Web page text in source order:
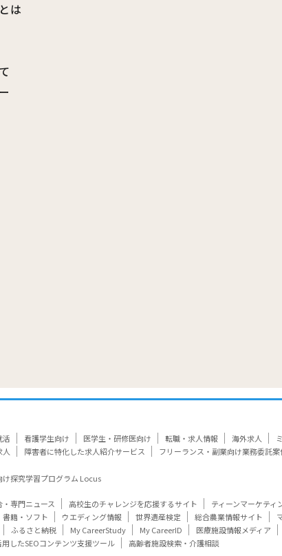
は
活 看護学生向け 医学生・研修医向け 転職・求人情報 海外求人
障害者に特化した求人紹介サービス フリーランス・副業向け業務委託案
け探究学習プログラム Locus
・専門ニュース 高校生のチャレンジを応援するサイト ティーンマーケティ
書籍・ソフト ウエディング情報 世界遺産検定 総合農業情報サイト
ふるさと納税 My CareerStudy My CareerID 医療施設情報メディア
したSEOコンテンツ支援ツール 高齢者施設検索・介護相談